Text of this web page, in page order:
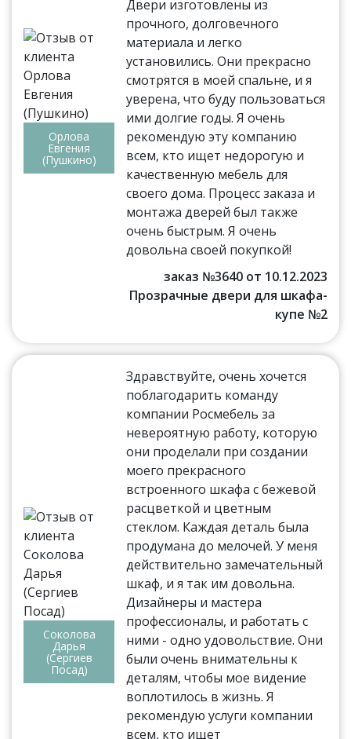
Орлова
Евгения
(Пушкино)
Двери изготовлены из
прочного, долговечного
материала и легко
установились. Они прекрасно
смотрятся в моей спальне, и я
уверена, что буду пользоваться
ими долгие годы. Я очень
рекомендую эту компанию
всем, кто ищет недорогую и
качественную мебель для
своего дома. Процесс заказа и
монтажа дверей был также
очень быстрым. Я очень
довольна своей покупкой!
заказ №3640 от 10.12.2023
Прозрачные двери для шкафа-
купе №2
Соколова
Дарья
(Сергиев
Посад)
Здравствуйте, очень хочется
поблагодарить команду
компании Росмебель за
невероятную работу, которую
они проделали при создании
моего прекрасного
встроенного шкафа с бежевой
расцветкой и цветным
стеклом. Каждая деталь была
продумана до мелочей. У меня
действительно замечательный
шкаф, и я так им довольна.
Дизайнеры и мастера
профессионалы, и работать с
ними - одно удовольствие. Они
были очень внимательны к
деталям, чтобы мое видение
воплотилось в жизнь. Я
рекомендую услуги компании
всем, кто ищет